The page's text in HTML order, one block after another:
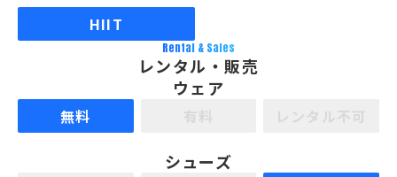
HIIT
Rental & Sales
レンタル・販売
ウェア
無料
シューズ